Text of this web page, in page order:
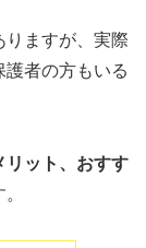
りますが、実際
者の方もいる
リット、おすす